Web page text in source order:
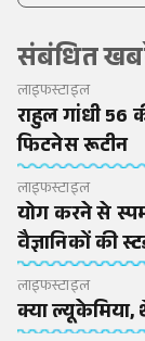
संबंधित
लाइफस्टाइल
राहुल गांधी 56
फिटनेस रूटीन
लाइफस्टाइल
योग करने से
वैज्ञानिकों की
लाइफस्टाइल
क्या ल्यूकेमिया,